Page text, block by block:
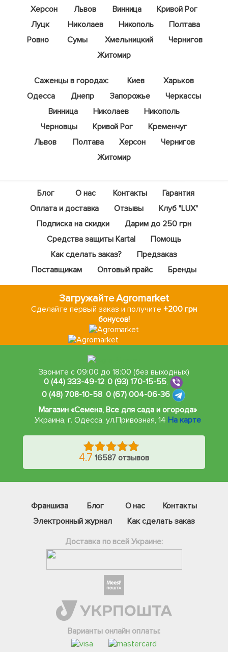
Херсон
Львов Винница
Кривой Рог
Луцк
Николаев Никополь
Полтава
Ровно
Сумы Хмельницкий
Чернигов
Житомир
Саженцы в городах: Киев
Харьков
Одесса
Днепр Запорожье
Черкассы
Винница
Николаев
Никополь
Черновцы
Кривой Рог
Кременчуг
Львов
Полтава Херсон
Чернигов
Житомир
Блог О нас Контакты
Гарантия
Оплата и доставка
Отзывы
Клуб "LUX"
Подписка на скидки
Дарим до 250 грн
Средства защиты Kartal
Помощь
Как сделать заказ?
Предзаказ
Поставщикам
Оптовый прайс Бренды
Загружайте Agromarket
Сделайте первый заказ и получите +200 грн
бонусов!
Звоните с 09:00 до 18:00 (без выходных)
0 (44) 333-49-12,0 (93) 170-15-55,
0 (48) 708-10-58, 0 (67) 004-06-36
Магазин «Семена, Все для сада и огорода»
Украина, г. Одесса, ул.Привозная, 14 На карте
4.7 16587 отзывов
Франшиза Блог О нас
Контакты
Электронный журнал
Как сделать заказ
Доставка по всей Украине:
Варианты онлайн оплаты:
Інстаграм
Онлайн чат